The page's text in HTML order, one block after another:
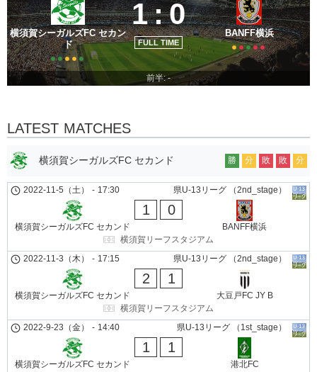
横須賀シーガルズFC セカン
ド
1:0
FULL TIME
BANFF横浜
前半: -
LATEST MATCHES
横須賀シーガルズFC セカンド 勝 分 敗 敗 分
県U-13リーグ （2nd_stage）
2022-11-5（土） - 17:30
横須賀シーガルズFC セカンド
1 0
BANFF横浜
横須賀リーフスタジアム
県U-13リーグ （2nd_stage）
2022-11-3（木） - 17:15
横須賀シーガルズFC セカンド
2 1
大豆戸FC JY B
横須賀リーフスタジアム
県U-13リーグ （1st_stage）
2022-9-23（金） - 14:40
横須賀シーガルズFC セカンド
1 1
港北FC